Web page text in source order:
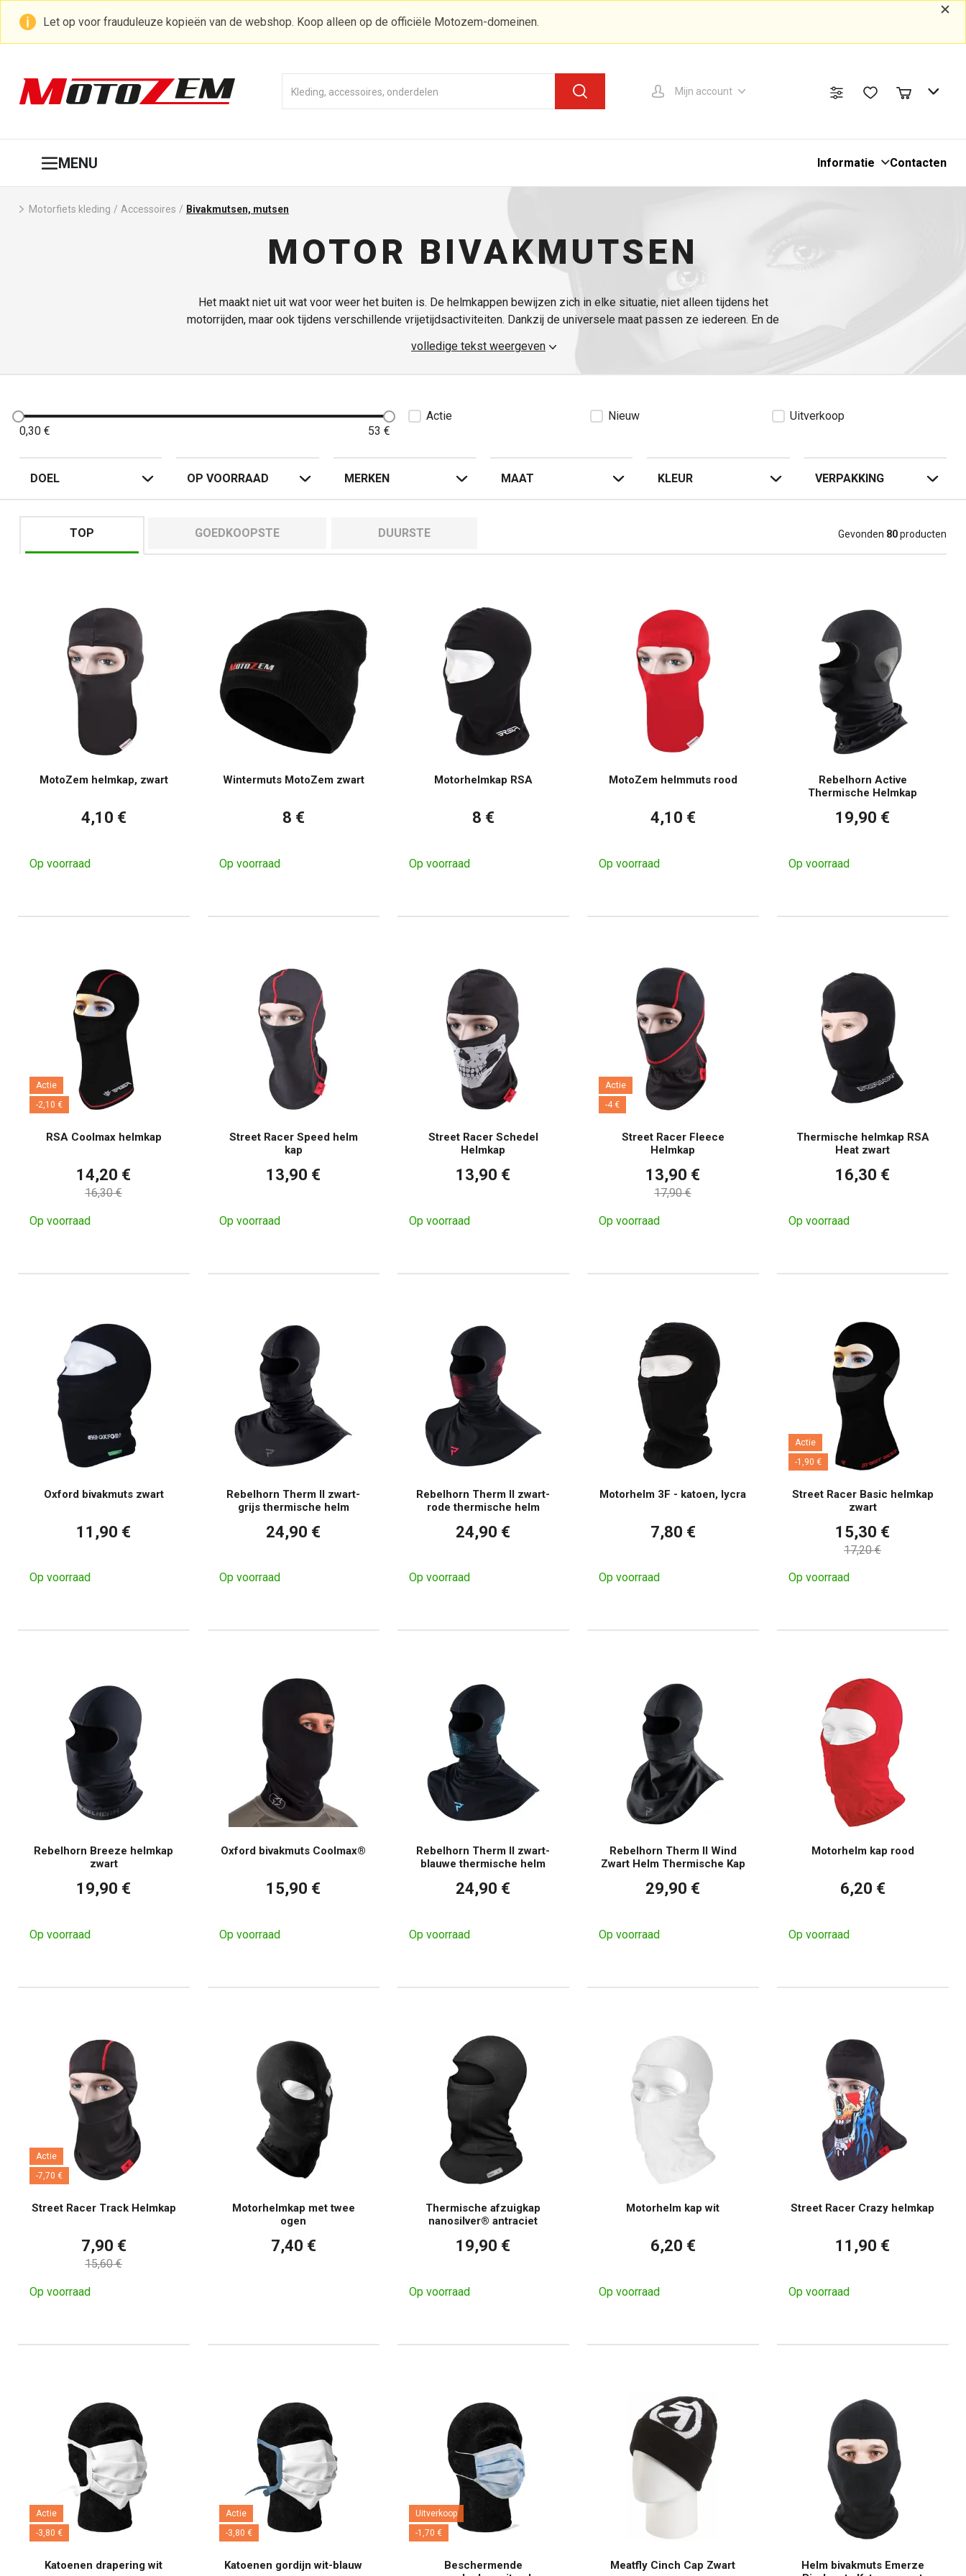
Let op voor frauduleuze kopieën van de webshop. Koop alleen op de officiële Motozem-domeinen.
Mijn account
MENU Informatie Contacten
Motorfiets kleding / Accessoires / Bivakmutsen, mutsen
MOTOR BIVAKMUTSEN
Het maakt niet uit wat voor weer het buiten is. De helmkappen bewijzen zich in elke situatie, niet alleen tijdens het
motorrijden, maar ook tijdens verschillende vrijetijdsactiviteiten. Dankzij de universele maat passen ze iedereen. En de
beschermd zijn. Kies gewoon...
volledige tekst weergeven
0,30 € 53 €
Actie Nieuw Uitverkoop
DOEL OP VOORRAAD MERKEN MAAT KLEUR VERPAKKING
Gevonden 80producten
TOP GOEDKOOPSTE DUURSTE
MotoZem helmkap, zwart
4,10 €
Op voorraad
Wintermuts MotoZem zwart
8 €
Op voorraad
Motorhelmkap RSA
8 €
Op voorraad
MotoZem helmmuts rood
4,10 €
Op voorraad
Rebelhorn Active
Thermische Helmkap
19,90 €
Op voorraad
Actie
-2,10 €
RSA Coolmax helmkap
14,20 €
16,30 €
Op voorraad
Street Racer Speed helm
kap
13,90 €
Op voorraad
Street Racer Schedel
Helmkap
13,90 €
Op voorraad
Actie
-4 €
Street Racer Fleece
Helmkap
13,90 €
17,90 €
Op voorraad
Thermische helmkap RSA
Heat zwart
16,30 €
Op voorraad
Oxford bivakmuts zwart
11,90 €
Op voorraad
Rebelhorn Therm II zwart-
grijs thermische helm
24,90 €
Op voorraad
Rebelhorn Therm II zwart-
rode thermische helm
24,90 €
Op voorraad
Motorhelm 3F - katoen, lycra
7,80 €
Op voorraad
Actie
-1,90 €
Street Racer Basic helmkap
zwart
15,30 €
17,20 €
Op voorraad
Rebelhorn Breeze helmkap
zwart
19,90 €
Op voorraad
Oxford bivakmuts Coolmax®
15,90 €
Op voorraad
Rebelhorn Therm II zwart-
blauwe thermische helm
24,90 €
Op voorraad
Rebelhorn Therm II Wind
Zwart Helm Thermische Kap
29,90 €
Op voorraad
Motorhelm kap rood
6,20 €
Op voorraad
Actie
-7,70 €
Street Racer Track Helmkap
7,90 €
15,60 €
Op voorraad
Motorhelmkap met twee
ogen
7,40 €
Thermische afzuigkap
nanosilver® antraciet
19,90 €
Op voorraad
Motorhelm kap wit
6,20 €
Op voorraad
Street Racer Crazy helmkap
11,90 €
Op voorraad
Actie
-3,80 €
Katoenen drapering wit
Actie
-3,80 €
Katoenen gordijn wit-blauw
Uitverkoop
-1,70 €
Beschermende
Meatfly Cinch Cap Zwart
Helm bivakmuts Emerze